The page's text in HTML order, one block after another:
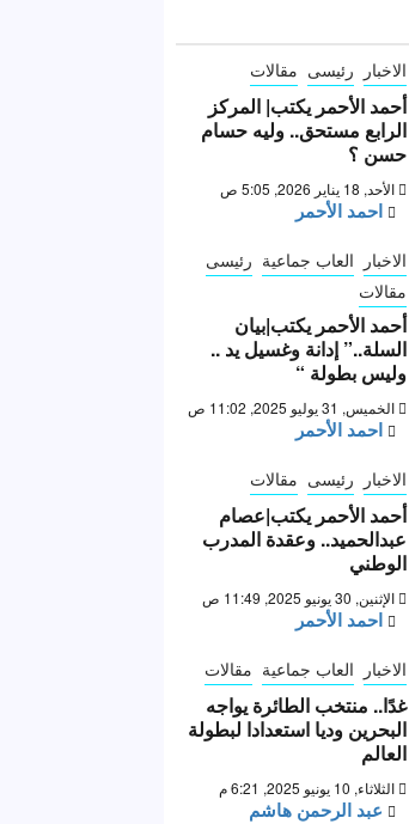
الاخبار رئيسى مقالات
أحمد الأحمر يكتب| المركز
الرابع مستحق.. وليه حسام
حسن ؟
الأحد, 18 يناير 2026, 5:05 ص
احمد الأحمر
الاخبار العاب جماعية رئيسى
مقالات
أحمد الأحمر يكتب|بيان
السلة..” إدانة وغسيل يد ..
وليس بطولة “
الخميس, 31 يوليو 2025, 11:02 ص
احمد الأحمر
الاخبار رئيسى مقالات
أحمد الأحمر يكتب|عصام
عبدالحميد.. وعقدة المدرب
الوطني
الإثنين, 30 يونيو 2025, 11:49 ص
احمد الأحمر
الاخبار العاب جماعية مقالات
غدًا.. منتخب الطائرة يواجه
البحرين وديا استعدادا لبطولة
العالم
الثلاثاء, 10 يونيو 2025, 6:21 م
عبد الرحمن هاشم